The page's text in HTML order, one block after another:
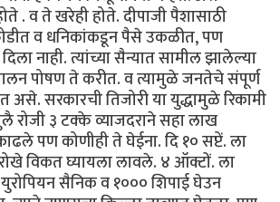
. व ते खरेही होते. दीपाजी पैशासाठी
व धनिकांकडून पैसे उकळीत, पण
दिला नाही. त्यांच्या सैन्यात सामील झालेल्या
पोषण ते करीत. व त्यामुळे जनतेचे संपूर्ण
असे. सरकारची तिजोरी या युद्धामुळे रिकामी
रोजी ३ टक्के व्याजदराने सहा लाख
पण कोणीही ते घेईना. दि १० सप्टें. ला
विकत घ्यायला लावले. ४ ऑक्टों. ला
सैनिक व १००० शिपाई घेउन